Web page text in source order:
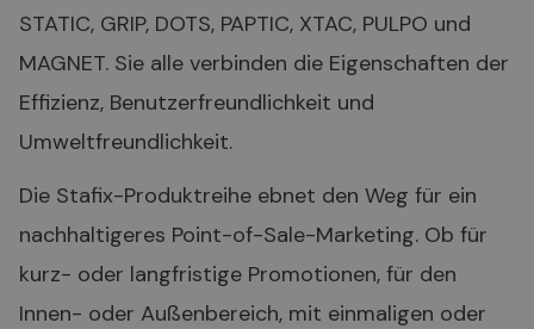
STATIC, GRIP, DOTS, PAPTIC, XTAC, PULPO und
MAGNET. Sie alle verbinden die Eigenschaften der
Effizienz, Benutzerfreundlichkeit und
Umweltfreundlichkeit.
Die Stafix-Produktreihe ebnet den Weg für ein
nachhaltigeres Point-of-Sale-Marketing. Ob für
kurz- oder langfristige Promotionen, für den
Innen- oder Außenbereich, mit einmaligen oder